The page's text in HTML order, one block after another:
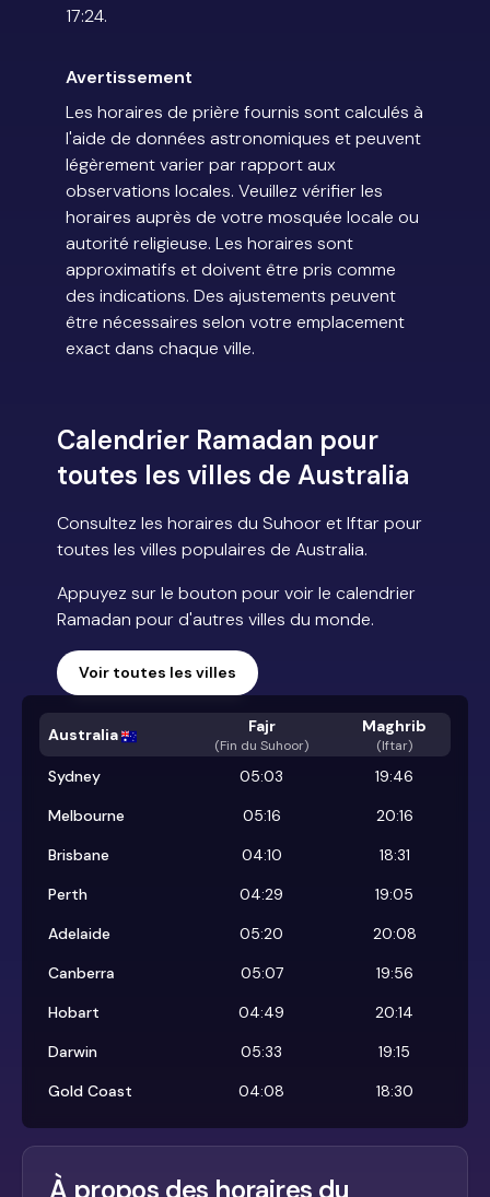
17:24.
Avertissement
Les horaires de prière fournis sont calculés à
l'aide de données astronomiques et peuvent
légèrement varier par rapport aux
observations locales. Veuillez vérifier les
horaires auprès de votre mosquée locale ou
autorité religieuse. Les horaires sont
approximatifs et doivent être pris comme
des indications. Des ajustements peuvent
être nécessaires selon votre emplacement
exact dans chaque ville.
Calendrier Ramadan pour
toutes les villes de Australia
Consultez les horaires du Suhoor et Iftar pour
toutes les villes populaires de Australia.
Appuyez sur le bouton pour voir le calendrier
Ramadan pour d'autres villes du monde.
Voir toutes les villes
Australia Fajr
(Fin du Suhoor)
Maghrib
(Iftar)
Sydney 05:03
19:46
Melbourne
05:16
20:16
Brisbane
04:10
18:31
Perth
04:29
19:05
Adelaide
05:20
20:08
Canberra
05:07
19:56
Hobart
04:49
20:14
Darwin
05:33
19:15
Gold Coast
04:08 18:30
À propos des horaires du